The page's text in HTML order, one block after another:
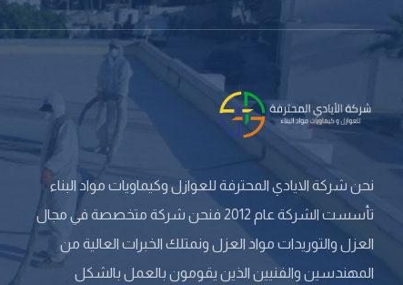
نحن شركة الايادي المحترفة للعوازل وكيماويات مواد البناء
تأسست الشركة عام 2012 فنحن شركة متخصصة في مجال
العزل والتوريدات مواد العزل ونمتلك الخبرات العالية من
المهندسين والفنيين الذين يقومون بالعمل بالشكل